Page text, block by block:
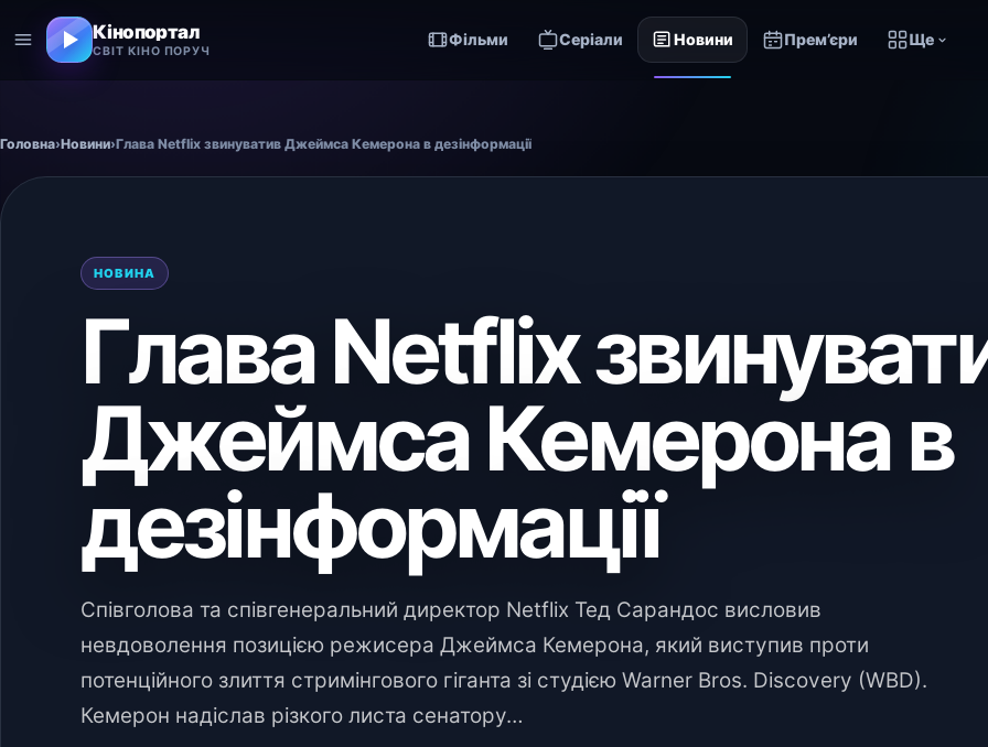
Кінопортал
СВІТ КІНО ПОРУЧ
Фільми Серіали Новини Прем’єри Ще
Головна›Новини›Глава Netflix звинуватив Джеймса Кемерона в дезінформації
НОВИНА
Глава Netflix
Джеймса Кемерона в
дезінформації
Співголова та співгенеральний директор Netflix Тед Сарандос висловив
невдоволення позицією режисера Джеймса Кемерона, який виступив проти
потенційного злиття стримінгового гіганта зі студією Warner Bros. Discovery (WBD).
Кемерон надіслав різкого листа сенатору…